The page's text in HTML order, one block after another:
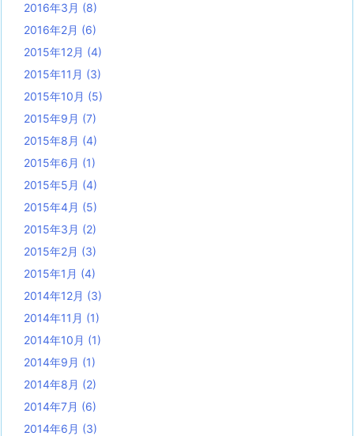
2016年3月 (8)
2016年2月 (6)
2015年12月 (4)
2015年11月 (3)
2015年10月 (5)
2015年9月 (7)
2015年8月 (4)
2015年6月 (1)
2015年5月 (4)
2015年4月 (5)
2015年3月 (2)
2015年2月 (3)
2015年1月 (4)
2014年12月 (3)
2014年11月 (1)
2014年10月 (1)
2014年9月 (1)
2014年8月 (2)
2014年7月 (6)
2014年6月 (3)